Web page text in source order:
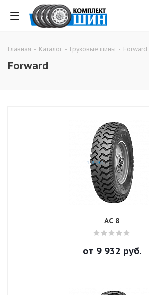
Главная - Каталог - Грузовые шины - Forward
Forward
AC 8
от 9 932 руб.